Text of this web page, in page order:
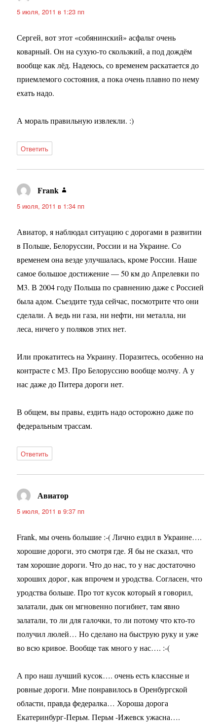
5 июля, 2011 в 1:23 пп
Сергей, вот этот «собянинский» асфальт очень
коварный. Он на сухую-то скользкий, а под дождём
вообще как лёд. Надеюсь, со временем раскатается до
приемлемого состояния, а пока очень плавно по нему
ехать надо.
А мораль правильную извлекли. :)
Ответить
Frank
5 июля, 2011 в 1:34 пп
Авиатор, я наблюдал ситуацию с дорогами в развитии
в Польше, Белоруссии, России и на Украине. Со
временем она везде улучшалась, кроме России. Наше
самое большое достижение — 50 км до Апрелевки по
М3. В 2004 году Польша по сравнению даже с Россией
была адом. Съездите туда сейчас, посмотрите что они
сделали. А ведь ни газа, ни нефти, ни металла, ни
леса, ничего у поляков этих нет.
Или прокатитесь на Украину. Поразитесь, особенно на
контрасте с М3. Про Белоруссию вообще молчу. А у
нас даже до Питера дороги нет.
В общем, вы правы, ездить надо осторожно даже по
федеральным трассам.
Ответить
Авиатор
5 июля, 2011 в 9:37 пп
Frank, мы очень большие :-( Лично ездил в Украине….
хорошие дороги, это смотря где. Я бы не сказал, что
там хорошие дороги. Что до нас, то у нас достаточно
хороших дорог, как впрочем и уродства. Согласен, что
уродства больше. Про тот кусок который я говорил,
залатали, дык он мгновенно погибнет, там явно
залатали, то ли для галочки, то ли потому что кто-то
получил люлей… Но сделано на быструю руку и уже
во всю кривое. Вообще так много у нас…. :-(
А про наш лучший кусок…. очень есть классные и
ровные дороги. Мне понравилось в Оренбургской
области, правда федералка… Хороша дорога
Екатеринбург-Перьм. Перьм -Ижевск ужасна….